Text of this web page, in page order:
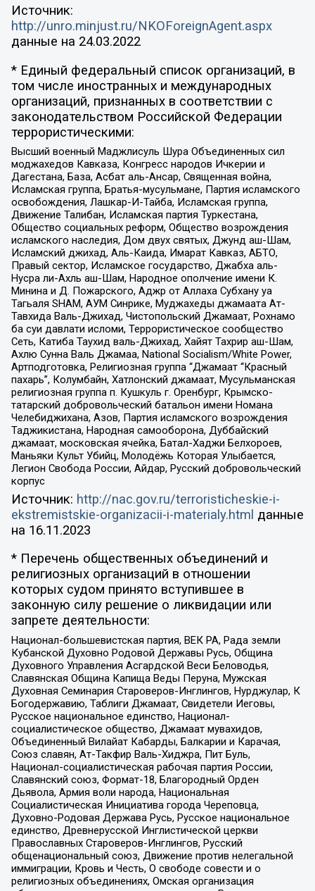
Источник:
http://unro.minjust.ru/NKOForeignAgent.aspx
данные на 24.03.2022
* Единый федеральный список организаций, в
том числе иностранных и международных
организаций, признанных в соответствии с
законодательством Российской Федерации
террористическими:
Высший военный Маджлисуль Шура Объединенных сил
моджахедов Кавказа, Конгресс народов Ичкерии и
Дагестана, База, Асбат аль-Ансар, Священная война,
Исламская группа, Братья-мусульмане, Партия исламского
освобождения, Лашкар-И-Тайба, Исламская группа,
Движение Талибан, Исламская партия Туркестана,
Общество социальных реформ, Общество возрождения
исламского наследия, Дом двух святых, Джунд аш-Шам,
Исламский джихад, Аль-Каида, Имарат Кавказ, АБТО,
Правый сектор, Исламское государство, Джабха аль-
Нусра ли-Ахль аш-Шам, Народное ополчение имени К.
Минина и Д. Пожарского, Аджр от Аллаха Субхану уа
Тагьаля SHAM, АУМ Синрике, Муджахеды джамаата Ат-
Тавхида Валь-Джихад, Чистопольский Джамаат, Рохнамо
ба суи давлати исломи, Террористическое сообщество
Сеть, Катиба Таухид валь-Джихад, Хайят Тахрир аш-Шам,
Ахлю Сунна Валь Джамаа, National Socialism/White Power,
Артподготовка, Религиозная группа “Джамаат “Красный
пахарь”, Колумбайн, Хатлонский джамаат, Мусульманская
религиозная группа п. Кушкуль г. Оренбург, Крымско-
татарский добровольческий батальон имени Номана
Челебиджихана, Азов, Партия исламского возрождения
Таджикистана, Народная самооборона, Дуббайский
джамаат, московская ячейка, Батал-Хаджи Белхороев,
Маньяки Культ Убийц, Молодёжь Которая Улыбается,
Легион Свобода России, Айдар, Русский добровольческий
корпус
Источник: http://nac.gov.ru/terroristicheskie-i-
ekstremistskie-organizacii-i-materialy.html данные
на 16.11.2023
* Перечень общественных объединений и
религиозных организаций в отношении
которых судом принято вступившее в
законную силу решение о ликвидации или
запрете деятельности:
Национал-большевистская партия, ВЕК РА, Рада земли
Кубанской Духовно Родовой Державы Русь, Община
Духовного Управления Асгардской Веси Беловодья,
Славянская Община Капища Веды Перуна, Мужская
Духовная Семинария Староверов-Инглингов, Нурджулар, К
Богодержавию, Таблиги Джамаат, Свидетели Иеговы,
Русское национальное единство, Национал-
социалистическое общество, Джамаат мувахидов,
Объединенный Вилайат Кабарды, Балкарии и Карачая,
Союз славян, Ат-Такфир Валь-Хиджра, Пит Буль,
Национал-социалистическая рабочая партия России,
Славянский союз, Формат-18, Благородный Орден
Дьявола, Армия воли народа, Национальная
Социалистическая Инициатива города Череповца,
Духовно-Родовая Держава Русь, Русское национальное
единство, Древнерусской Инглистической церкви
Православных Староверов-Инглингов, Русский
общенациональный союз, Движение против нелегальной
иммиграции, Кровь и Честь, О свободе совести и о
религиозных объединениях, Омская организация